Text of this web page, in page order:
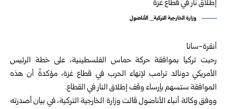
وزارة الخارجية التركية_ الأناضول
أنقرة-سانا
رحبت تركيا بموافقة حركة حماس الفلسطينية، على خطة الرئيس
الأمريكي دونالد ترامب لإنهاء الحرب في قطاع غزة، مؤكدةً أن هذه
الموافقة ستسهم بإرساء وقف إطلاق النار في القطاع.
ووفق وكالة أنباء الأناضول قالت وزارة الخارجية التركية، في بيان أصدرته